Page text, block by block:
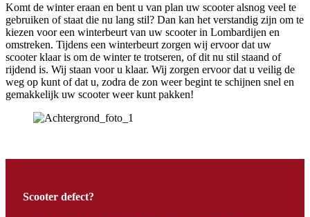
Komt de winter eraan en bent u van plan uw scooter alsnog veel te
gebruiken of staat die nu lang stil? Dan kan het verstandig zijn om te
kiezen voor een winterbeurt van uw scooter in Lombardijen en
omstreken. Tijdens een winterbeurt zorgen wij ervoor dat uw
scooter klaar is om de winter te trotseren, of dit nu stil staand of
rijdend is. Wij staan voor u klaar. Wij zorgen ervoor dat u veilig de
weg op kunt of dat u, zodra de zon weer begint te schijnen snel en
gemakkelijk uw scooter weer kunt pakken!
Scooter defect?